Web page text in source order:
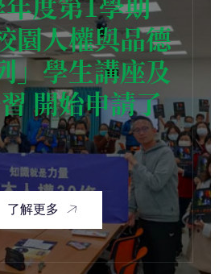
園人權與品德
」學生講座及
開始申請了
了解更多